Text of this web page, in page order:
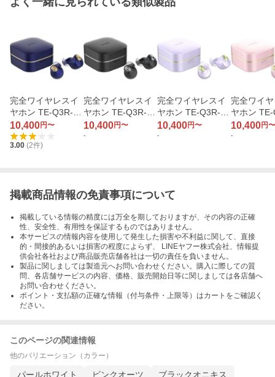
完全ワイヤレスイ
ヤホン TE-Q3R-BL
ラピスブルー
10,400円〜
3.00 (2件)
完全ワイヤレスイ
ヤホン TE-Q3R-B
K ブラックオニキ
ス
10,400円〜
-
完全ワイヤレスイ
ヤホン TE-Q3R-LV
ラベンダージェイ
ド
10,400円〜
-
完全ワイ
ヤホン
K ピンク
10,400円〜
-
掲載商品情報の免責事項について
掲載している情報の精度には万全を期しておりますが、その内容の正確
性、安全性、有用性を保証するものではありません。
本サービスの情報内容を使用して発生した損害や不利益に関して、直接
的・間接的あるいは損害の程度によらず、 LINEヤフー株式会社、情報提
供会社各社および商品販売店舗各社は一切の責任を負いません。
製品に関しましては製造元へお問い合わせください。購入に際しての質
問、各店舗サービスの内容、価格、販売開始日等に関しましては各店舗へ
お問い合わせください。
ポイント・支払額の正確な情報（付与条件・上限等）はカートをご確認く
ださい。
このページの関連情報
他のバリエーション（カラー）
パールホワイト ピンクオーツ ブラックオニキス